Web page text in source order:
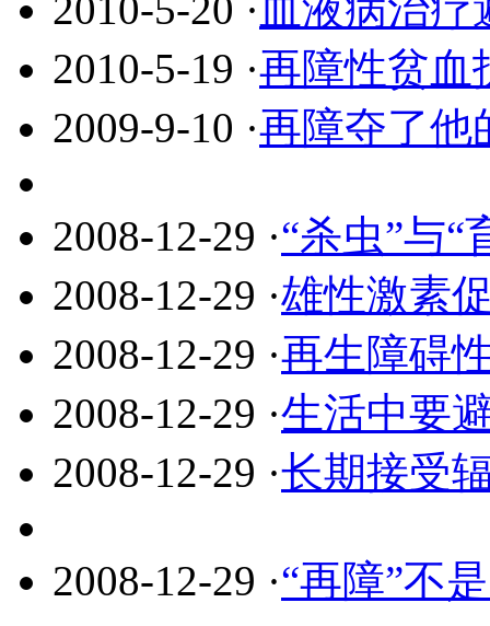
2010-5-20 · 血液病治疗
2010-5-19 ·再障性贫血
2009-9-10 ·再障夺了他
2008-12-29 ·“杀虫”与“
2008-12-29 ·雄性激素
2008-12-29 ·再生障碍
2008-12-29 ·生活中要
2008-12-29 ·长期接受
2008-12-29 ·“再障”不